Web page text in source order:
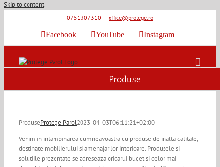
Skip to content
0751307310 | office@protege.ro
Facebook YouTube Instagram
Produse
ProduseProtege Parol2023-04-03T06:11:21+02:00
Venim in intampinarea dumneavoastra cu produse de inalta calitate,
destinate mobilierului si amenajarilor interioare. Produsele si
solutiile prezentate se adreseaza oricarui buget si celor mai